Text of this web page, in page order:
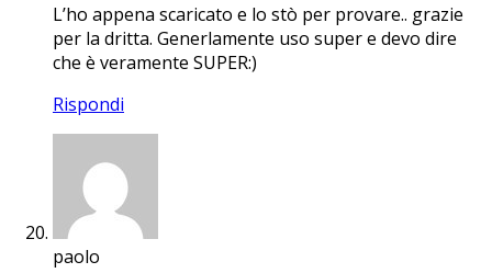
L’ho appena scaricato e lo stò per provare.. grazie
per la dritta. Generlamente uso super e devo dire
che è veramente SUPER:)
Rispondi
paolo